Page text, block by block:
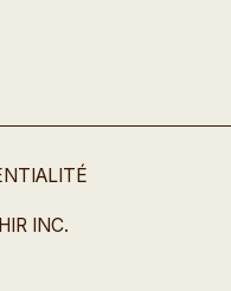
INC.